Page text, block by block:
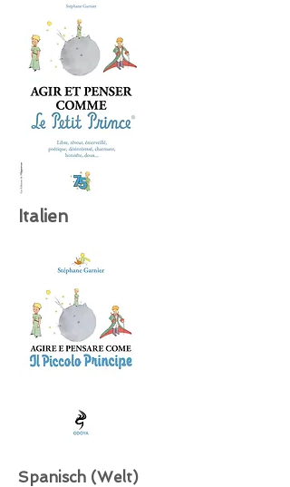
Italien
Spanisch (Welt)